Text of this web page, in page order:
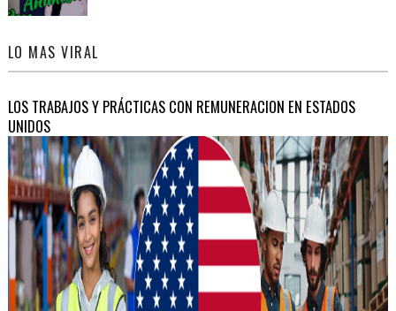
LO MAS VIRAL
LOS TRABAJOS Y PRÁCTICAS CON REMUNERACION EN ESTADOS
UNIDOS